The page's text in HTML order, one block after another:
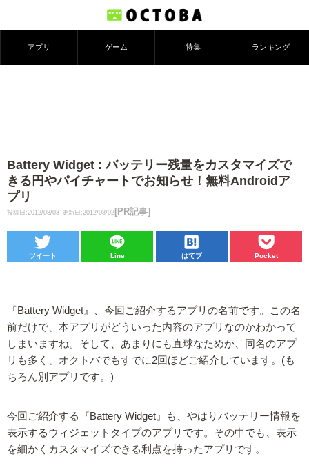
アプリ ゲーム 特集 ランキング
Battery Widget : バッテリー残量をカスタマイズで
きる円やパイチャートでお知らせ！無料Androidア
プリ
投稿日:2012/08/03 更新日:2012/08/02 [PR記事]
ツイート Line はてブ Pocket
『Battery Widget』、今回ご紹介するアプリの名前です。この名
前だけで、本アプリがどういった内容のアプリなのかわかって
しまいますね。そして、あまりにも直球なためか、同名のアプ
リも多く、オクトバでもすでに2回ほどご紹介しています。(も
ちろん別アプリです。)
今回ご紹介する『Battery Widget』も、やはりバッテリー情報を
表示するウィジェットタイプのアプリです。その中でも、表示
を細かくカスタマイズできる利点を持ったアプリです。